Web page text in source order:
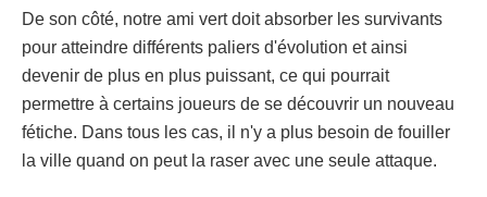
De son côté, notre ami vert doit absorber les survivants
pour atteindre différents paliers d'évolution et ainsi
devenir de plus en plus puissant, ce qui pourrait
permettre à certains joueurs de se découvrir un nouveau
fétiche. Dans tous les cas, il n'y a plus besoin de fouiller
la ville quand on peut la raser avec une seule attaque.